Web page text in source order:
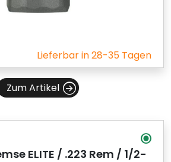
Lieferbar in 28-35 Tagen
Zum Artikel
ELITE / .223 Rem / 1/2-